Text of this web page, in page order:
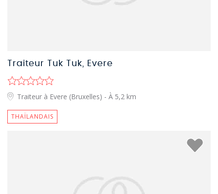
Traiteur Tuk Tuk, Evere
Traiteur à Evere (Bruxelles) - À 5,2 km
THAÏLANDAIS